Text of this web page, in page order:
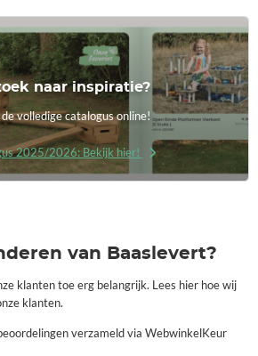
naar inspiratie?
volledige catalogus online!
2025/2026: Bekijk hier!
van Baaslevert?
klanten toe erg belangrijk. Lees hier hoe wij
klanten.
verzameld via WebwinkelKeur